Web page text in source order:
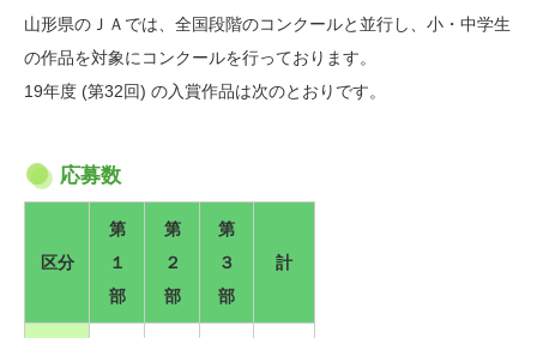
山形県のＪＡでは、全国段階のコンクールと並行し、小・中学生
の作品を対象にコンクールを行っております。
19年度 (第32回) の入賞作品は次のとおりです。
応募数
区分
第
１
部
第
２
部
第
３
部
計